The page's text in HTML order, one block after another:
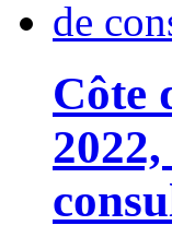
Côte